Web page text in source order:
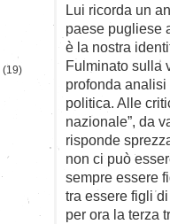
Lui ricorda un
paese pugliese
è la nostra
Fulminato sulla
profonda
politica. Alle
nazionale”, da
risponde
non ci può
sempre essere
tra essere figli
per ora la terza
(19)